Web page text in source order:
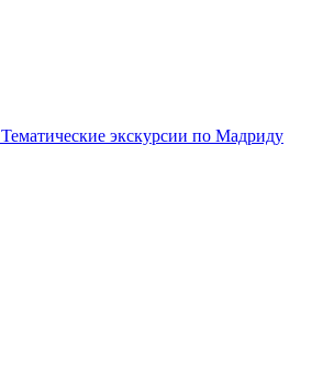
Тематические экскурсии по Мадриду